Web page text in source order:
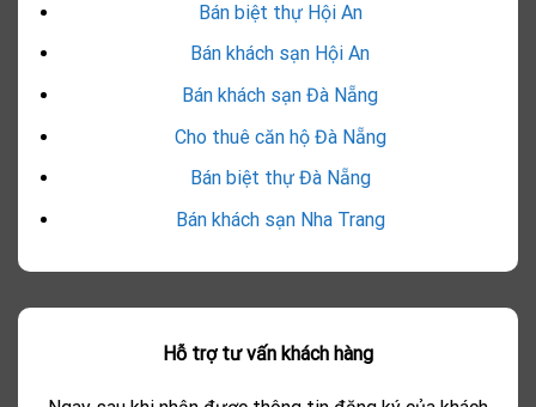
Bán biệt thự Hội An
Bán khách sạn Hội An
Bán khách sạn Đà Nẵng
Cho thuê căn hộ Đà Nẵng
Bán biệt thự Đà Nẵng
Bán khách sạn Nha Trang
Hỗ trợ tư vấn khách hàng